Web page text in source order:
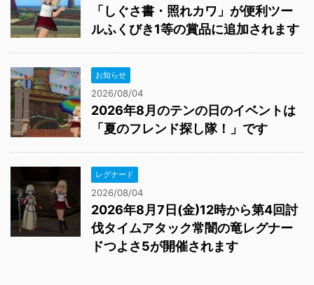
「しぐさ書・照れカワ」が便利ツー
ルふくびき1等の賞品に追加されます
お知らせ
2026/08/04
2026年8月のテンの日のイベントは
「夏のフレンド探し隊！」です
レグナード
2026/08/04
2026年8月7日(金)12時から第4回討
伐タイムアタック常闇の竜レグナー
ドつよさ5が開催されます